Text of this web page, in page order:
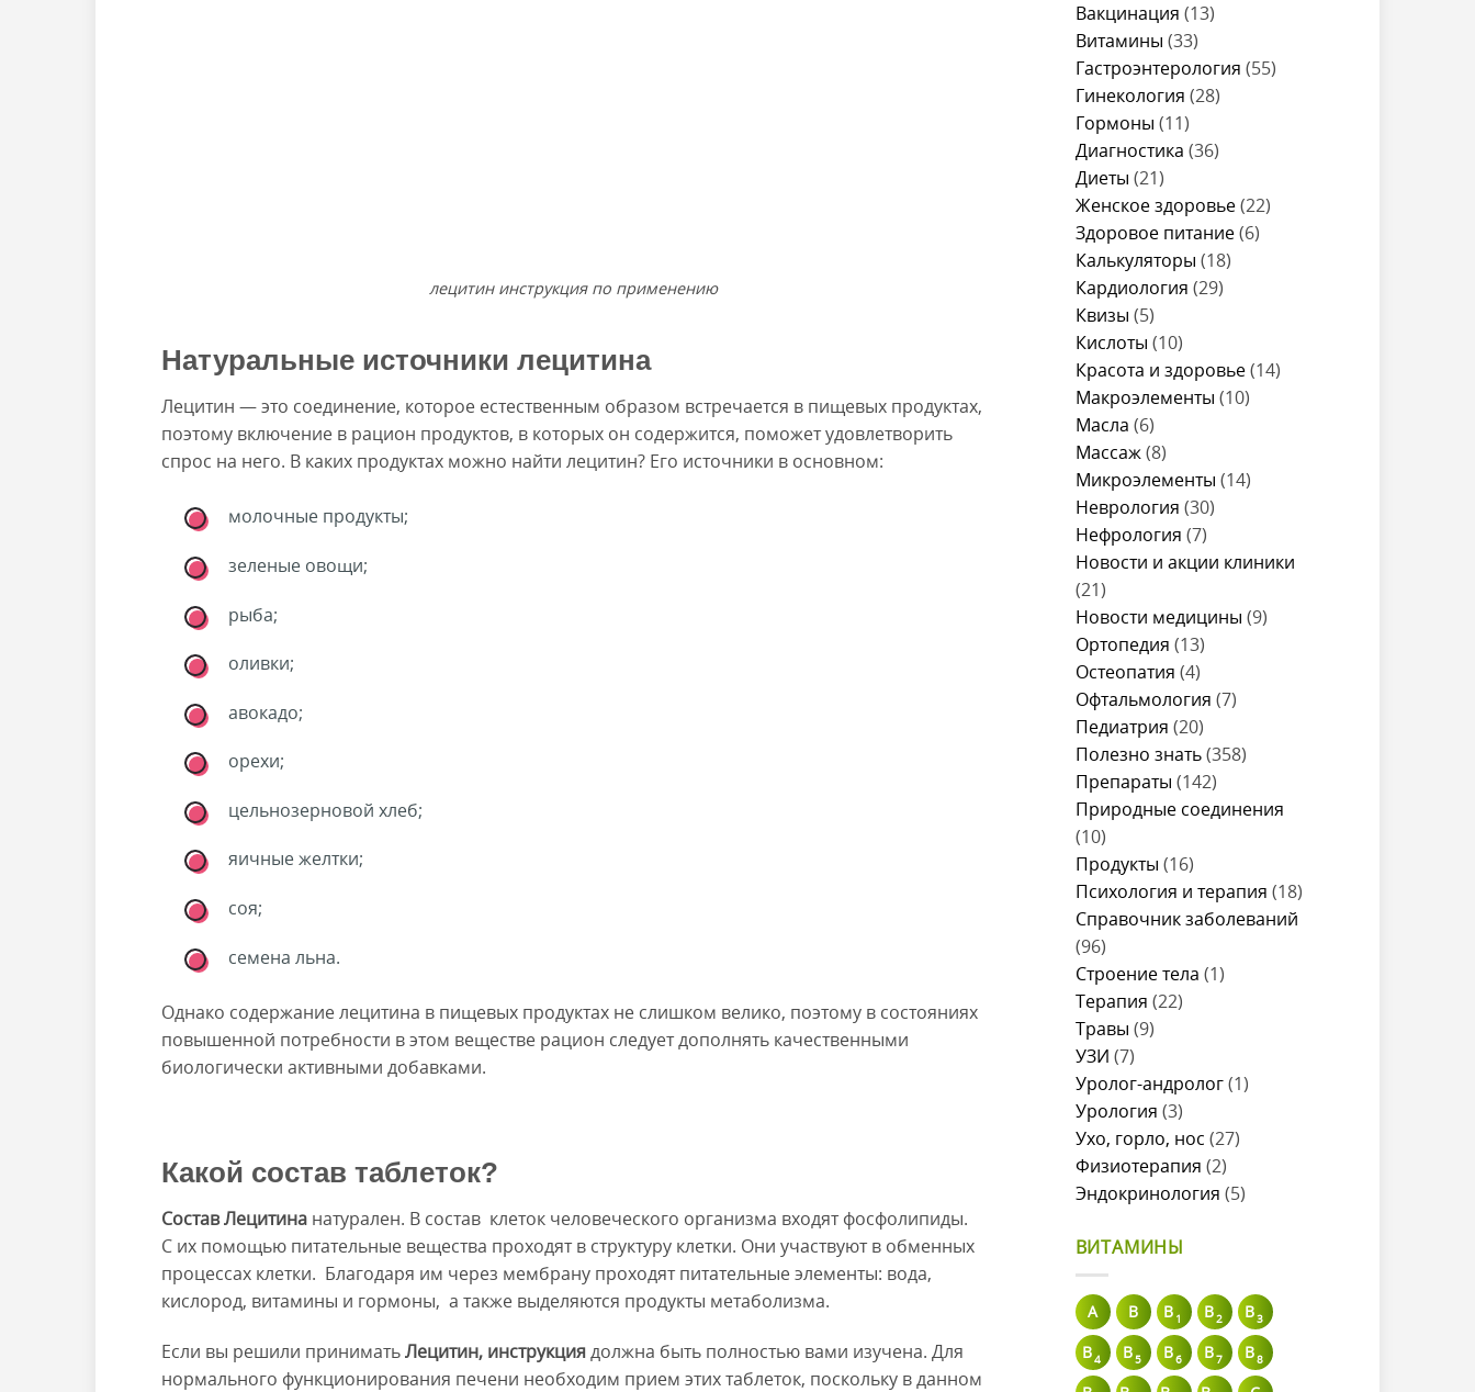
лецитин инструкция по применению
Натуральные источники лецитина
Лецитин — это соединение, которое естественным образом встречается в пищевых продуктах,
поэтому включение в рацион продуктов, в которых он содержится, поможет удовлетворить
спрос на него. В каких продуктах можно найти лецитин? Его источники в основном:
молочные продукты;
зеленые овощи;
рыба;
оливки;
авокадо;
орехи;
цельнозерновой хлеб;
яичные желтки;
соя;
семена льна.
Однако содержание лецитина в пищевых продуктах не слишком велико, поэтому в состояниях
повышенной потребности в этом веществе рацион следует дополнять качественными
биологически активными добавками.
Какой состав таблеток?
Состав Лецитина натурален. В состав клеток человеческого организма входят фосфолипиды.
С их помощью питательные вещества проходят в структуру клетки. Они участвуют в обменных
процессах клетки. Благодаря им через мембрану проходят питательные элементы: вода,
кислород, витамины и гормоны, а также выделяются продукты метаболизма.
Если вы решили приниматьЛецитин, инструкциядолжна быть полностью вами изучена. Для
нормального функционирования печени необходим прием этих таблеток, поскольку в данном
правила
питания
Вакцинация (13)
Витамины (33)
Гастроэнтерология (55)
Гинекология (28)
Гормоны (11)
Диагностика (36)
Диеты (21)
Женское здоровье(22)
Здоровое питание(6)
Калькуляторы (18)
Кардиология (29)
Квизы (5)
Кислоты (10)
Красота и здоровье(14)
Макроэлементы (10)
Масла (6)
Массаж(8)
Микроэлементы (14)
Неврология (30)
Нефрология (7)
Новости и акции клиники
(21)
Новости медицины (9)
Ортопедия (13)
Остеопатия (4)
Офтальмология (7)
Педиатрия (20)
Полезно знать(358)
Препараты (142)
Природные соединения
(10)
Продукты (16)
Психология и терапия (18)
Справочник заболеваний
(96)
Строение тела (1)
Терапия (22)
Травы (9)
УЗИ (7)
Уролог-андролог(1)
Урология (3)
Ухо, горло, нос (27)
Физиотерапия (2)
Эндокринология (5)
ВИТАМИНЫ
A В B 1 B2 B3
B4 B5 B6 B7 B8